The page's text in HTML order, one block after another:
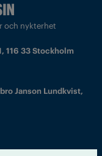
och nykterhet
116 33 Stockholm
Janson Lundkvist,